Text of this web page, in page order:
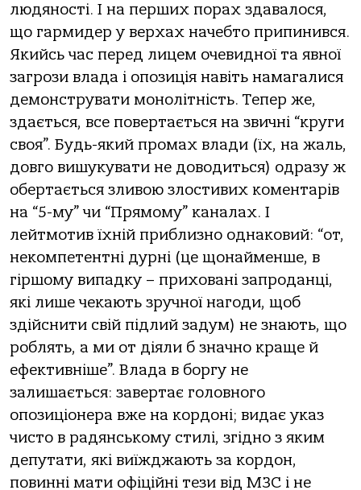
людяності. І на перших порах здавалося,
що гармидер у верхах начебто припинився.
Якийсь час перед лицем очевидної та явної
загрози влада і опозиція навіть намагалися
демонструвати монолітність. Тепер же,
здається, все повертається на звичні “круги
своя”. Будь-який промах влади (їх, на жаль,
довго вишукувати не доводиться) одразу ж
обертається зливою злостивих коментарів
на “5-му” чи “Прямому” каналах. І
лейтмотив їхній приблизно однаковий: “от,
некомпетентні дурні (це щонайменше, в
гіршому випадку – приховані запроданці,
які лише чекають зручної нагоди, щоб
здійснити свій підлий задум) не знають, що
роблять, а ми от діяли б значно краще й
ефективніше”. Влада в боргу не
залишається: завертає головного
опозиціонера вже на кордоні; видає указ
чисто в радянському стилі, згідно з яким
депутати, які виїжджають за кордон,
повинні мати офіційні тези від МЗС і не